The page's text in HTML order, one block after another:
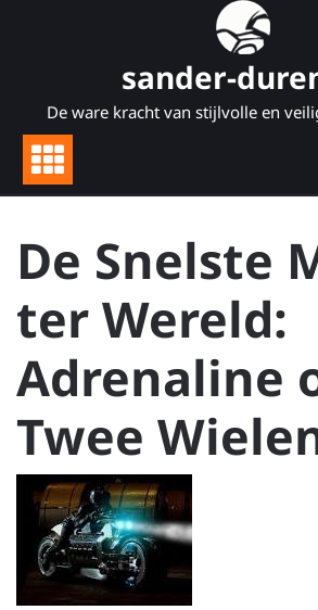
sander-
De ware kracht van stijlvolle en
De Snelste
ter Wereld:
Adrenaline
Twee